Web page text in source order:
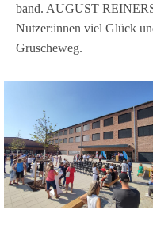
band. AUGUST
Nutzer:innen viel Glück
Gruscheweg.